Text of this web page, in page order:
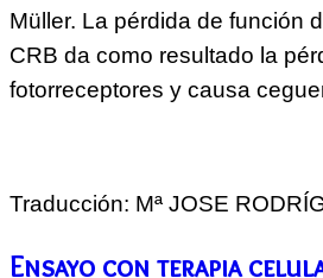
Müller. La pérdida de función
CRB da como resultado la
fotorreceptores y causa
Traducción: Mª JOSE
Ensayo con terapia